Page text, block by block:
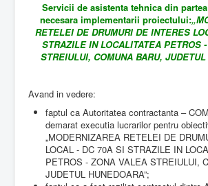
Servicii de asistenta tehnica din
necesara implementarii proiectului:
RETELEI DE DRUMURI DE INTERES
STRAZILE IN LOCALITATEA PETROS
STREIULUI, COMUNA BARU, JUDETUL
Avand in vedere:
faptul ca Autoritatea contractanta –
demarat executia lucrarilor pentru
„MODERNIZAREA RETELEI DE
LOCAL - DC 70A SI STRAZILE IN
PETROS - ZONA VALEA STREIULUI,
JUDETUL HUNEDOARA”;